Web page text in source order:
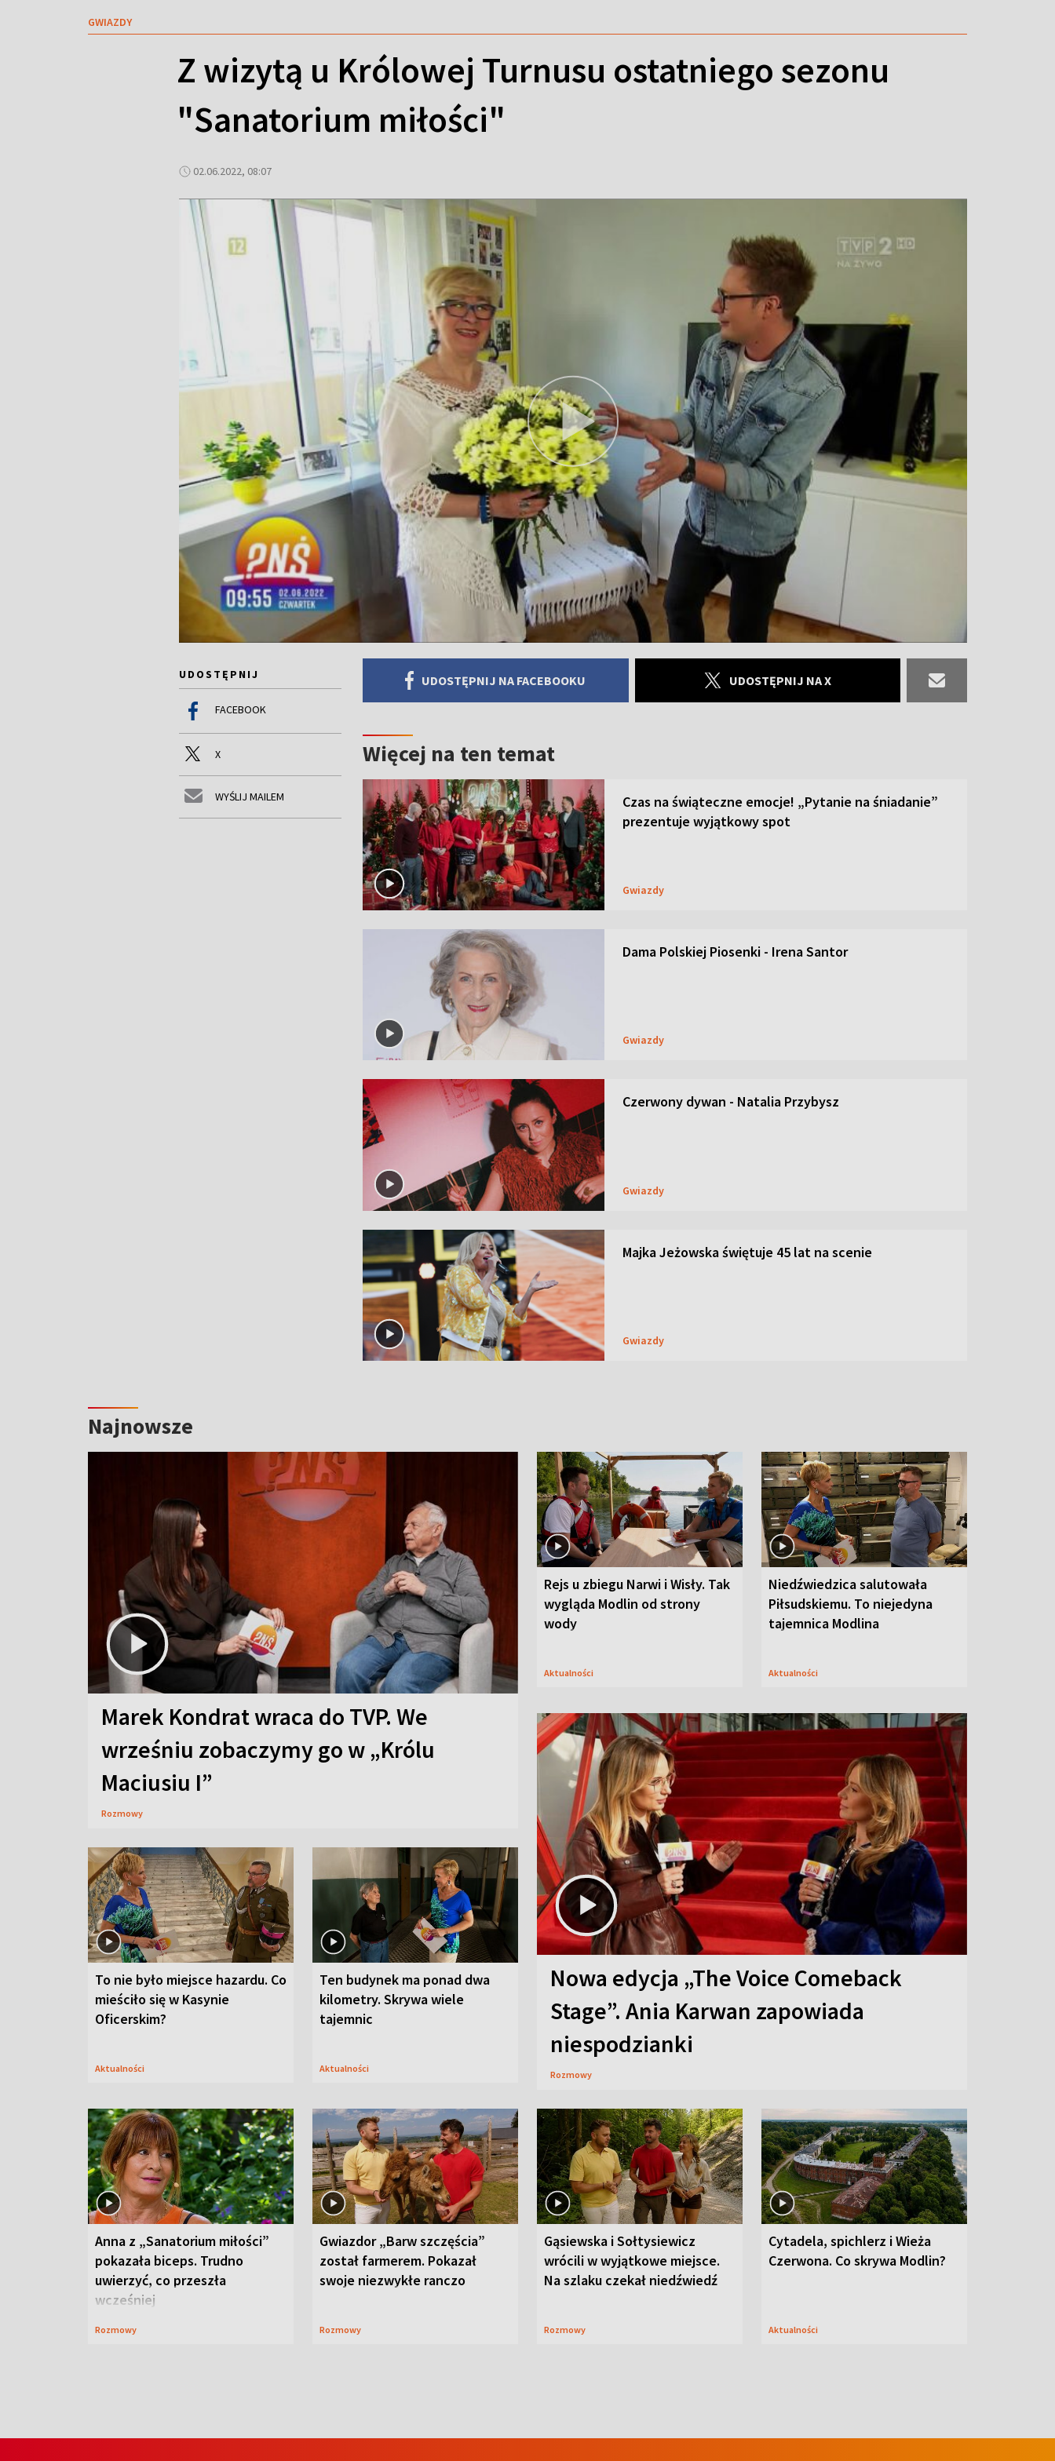
GWIAZDY
Z wizytą u Królowej Turnusu ostatniego sezonu
"Sanatorium miłości"
02.06.2022, 08:07
UDOSTĘPNIJ
FACEBOOK
X
WYŚLIJ MAILEM
UDOSTĘPNIJ NA FACEBOOKU UDOSTĘPNIJ NA X
Więcej na ten temat
Czas na świąteczne emocje! „Pytanie na śniadanie”
prezentuje wyjątkowy spot
Gwiazdy
Dama Polskiej Piosenki - Irena Santor
Gwiazdy
Czerwony dywan - Natalia Przybysz
Gwiazdy
Majka Jeżowska świętuje 45 lat na scenie
Gwiazdy
Najnowsze
Marek Kondrat wraca do TVP. We
wrześniu zobaczymy go w „Królu
Maciusiu I”
Rozmowy
Rejs u zbiegu Narwi i Wisły. Tak
wygląda Modlin od strony
wody
Aktualności
Niedźwiedzica salutowała
Piłsudskiemu. To niejedyna
tajemnica Modlina
Aktualności
To nie było miejsce hazardu. Co
mieściło się w Kasynie
Oficerskim?
Aktualności
Ten budynek ma ponad dwa
kilometry. Skrywa wiele
tajemnic
Aktualności
Nowa edycja „The Voice Comeback
Stage”. Ania Karwan zapowiada
niespodzianki
Rozmowy
Anna z „Sanatorium miłości”
pokazała biceps. Trudno
uwierzyć, co przeszła
wcześniej
Rozmowy
Gwiazdor „Barw szczęścia”
został farmerem. Pokazał
swoje niezwykłe ranczo
Rozmowy
Gąsiewska i Sołtysiewicz
wrócili w wyjątkowe miejsce.
Na szlaku czekał niedźwiedź
Rozmowy
Cytadela, spichlerz i Wieża
Czerwona. Co skrywa Modlin?
Aktualności